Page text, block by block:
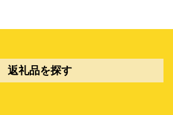
返礼品を探す